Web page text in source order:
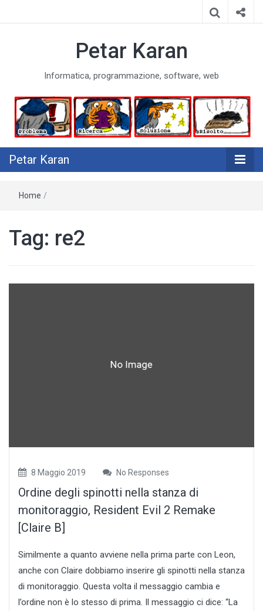
Petar Karan
Informatica, programmazione, software, web
Petar Karan
Home /
Tag: re2
8 Maggio 2019 No Responses
Ordine degli spinotti nella stanza di
monitoraggio, Resident Evil 2 Remake
[Claire B]
Similmente a quanto avviene nella prima parte con Leon,
anche con Claire dobbiamo inserire gli spinotti nella stanza
di monitoraggio. Questa volta il messaggio cambia e
l’ordine non è lo stesso di prima. Il messaggio ci dice: “La